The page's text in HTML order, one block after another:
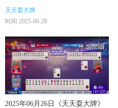
天天耍大牌
时间 2025-06-28
2025年06月26日《天天耍大牌》